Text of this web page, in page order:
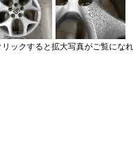
リックすると拡大写真がご覧にな